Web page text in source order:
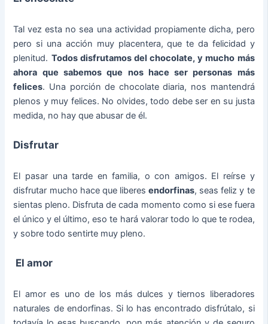
Tal vez esta no sea una actividad propiamente dicha, pero
pero si una acción muy placentera, que te da felicidad y
plenitud. Todos disfrutamos del chocolate, y mucho más
ahora que sabemos que nos hace ser personas más
felices. Una porción de chocolate diaria, nos mantendrá
plenos y muy felices. No olvides, todo debe ser en su justa
medida, no hay que abusar de él.
Disfrutar
El pasar una tarde en familia, o con amigos. El reírse y
disfrutar mucho hace que liberesendorfinas, seas feliz y te
sientas pleno. Disfruta de cada momento como si ese fuera
el único y el último, eso te hará valorar todo lo que te rodea,
y sobre todo sentirte muy pleno.
El amor
El amor es uno de los más dulces y tiernos liberadores
naturales de endorfinas. Si lo has encontrado disfrútalo, si